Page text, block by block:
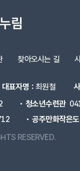
찾아오시는 길
대표자명 :최원철
청소년수련관
공주만화작은
RESERVED.